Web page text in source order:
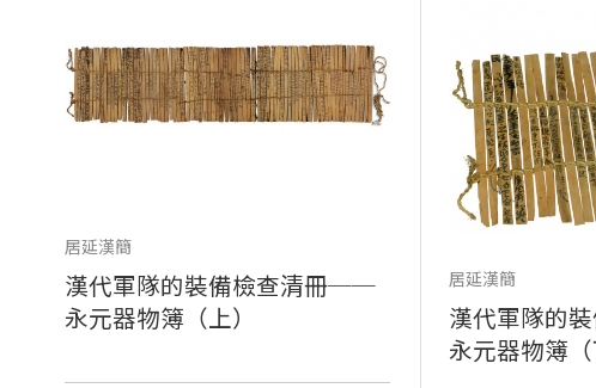
居延漢簡
漢代軍隊的裝備檢查清冊──
永元器物簿（上）
居延漢簡
漢代軍隊的
永元器物簿（